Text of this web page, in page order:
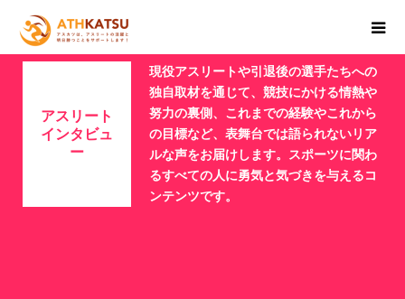
アスリート
インタビュ
ー
現役アスリートや引退後の選手たちへの
独自取材を通じて、競技にかける情熱や
努力の裏側、これまでの経験やこれから
の目標など、表舞台では語られないリア
ルな声をお届けします。スポーツに関わ
るすべての人に勇気と気づきを与えるコ
ンテンツです。